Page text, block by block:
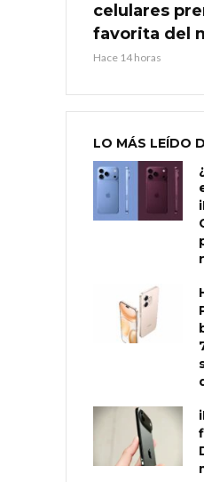
celulares
favorita del
Hace 14 horas
LO MÁS LEÍDO